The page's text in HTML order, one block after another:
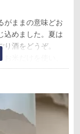
がままの意味どお
込めました。夏は
酒をどうぞ。
お米だけを使い、
丁寧に仕上げたお
で感じ取って頂
然- SEIRYO ZEN
い😋😋